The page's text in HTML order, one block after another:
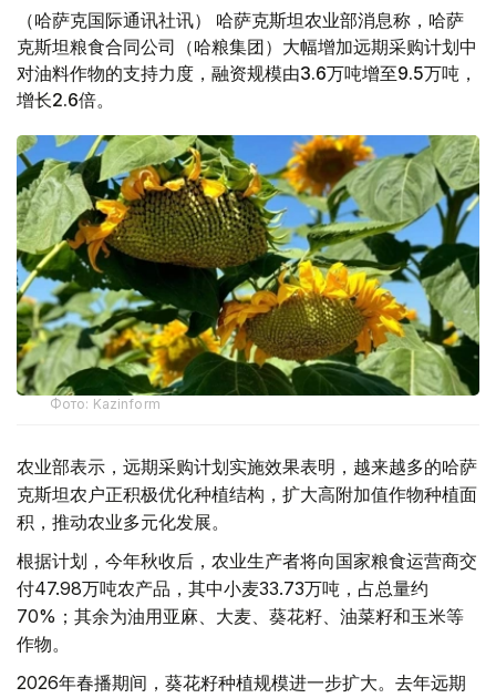
（哈萨克国际通讯社讯） 哈萨克斯坦农业部消息称，哈萨
克斯坦粮食合同公司（哈粮集团）大幅增加远期采购计划中
对油料作物的支持力度，融资规模由3.6万吨增至9.5万吨，
增长2.6倍。
Фото: Kazinform
农业部表示，远期采购计划实施效果表明，越来越多的哈萨
克斯坦农户正积极优化种植结构，扩大高附加值作物种植面
积，推动农业多元化发展。
根据计划，今年秋收后，农业生产者将向国家粮食运营商交
付47.98万吨农产品，其中小麦33.73万吨，占总量约
70%；其余为油用亚麻、大麦、葵花籽、油菜籽和玉米等
作物。
2026年春播期间，葵花籽种植规模进一步扩大。去年远期